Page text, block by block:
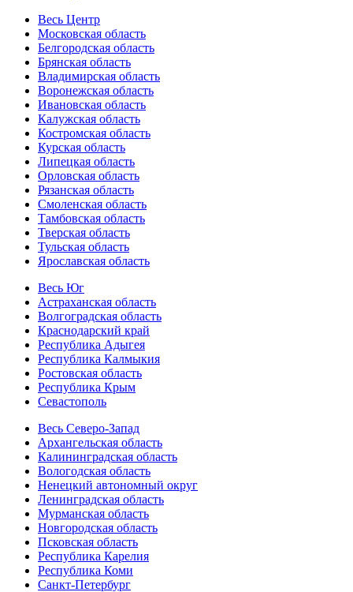
Весь Центр
Московская область
Белгородская область
Брянская область
Владимирская область
Воронежская область
Ивановская область
Калужская область
Костромская область
Курская область
Липецкая область
Орловская область
Рязанская область
Смоленская область
Тамбовская область
Тверская область
Тульская область
Ярославская область
Весь Юг
Астраханская область
Волгоградская область
Краснодарский край
Республика Адыгея
Республика Калмыкия
Ростовская область
Республика Крым
Севастополь
Весь Северо-Запад
Архангельская область
Калининградская область
Вологодская область
Ненецкий автономный округ
Ленинградская область
Мурманская область
Новгородская область
Псковская область
Республика Карелия
Республика Коми
Санкт-Петербург